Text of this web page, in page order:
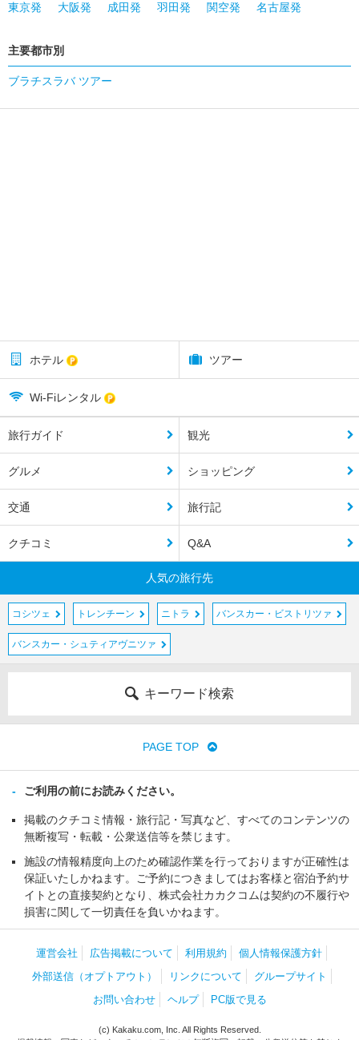
東京発 大阪発 成田発 羽田発 関空発 名古屋発
主要都市別
ブラチスラバ ツアー
ホテル ツアー
Wi-Fiレンタル
旅行ガイド 観光
グルメ ショッピング
交通 旅行記
クチコミ Q&A
人気の旅行先
コシツェ トレンチーン ニトラ バンスカー・ビストリツァ
バンスカー・シュティアヴニツァ
キーワード検索
PAGE TOP
ご利用の前にお読みください。
掲載のクチコミ情報・旅行記・写真など、すべてのコンテンツの
無断複写・転載・公衆送信等を禁じます。
施設の情報精度向上のため確認作業を行っておりますが正確性は
保証いたしかねます。ご予約につきましてはお客様と宿泊予約サ
イトとの直接契約となり、株式会社カカクコムは契約の不履行や
損害に関して一切責任を負いかねます。
運営会社 広告掲載について 利用規約
個人情報保護方針
外部送信（オプトアウト）
リンクについて
グループサイト
お問い合わせ
ヘルプ PC版で見る
(c) Kakaku.com, Inc. All Rights Reserved.